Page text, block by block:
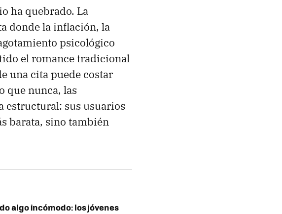
ha quebrado. La
donde la inflación, la
psicológico
el romance tradicional
una cita puede costar
que nunca, las
estructural: sus usuarios
barata, sino también
algo incómodo: los jóvenes